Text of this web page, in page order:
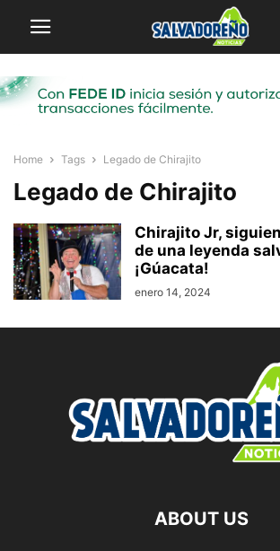
Home Tags Legado de Chirajito
Legado de Chirajito
Chirajito Jr,
de una leyenda
¡Gúacata!
enero 14, 2024
ABOUT US